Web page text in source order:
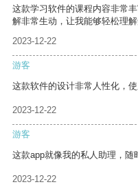
这款学习软件的课程内容非常
解非常生动，让我能够轻松理解
2023-12-22
游客
这款软件的设计非常人性化，使
2023-12-22
游客
这款app就像我的私人助理，随
2023-12-22